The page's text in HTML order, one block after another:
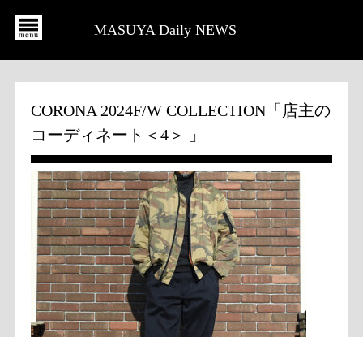
MASUYA Daily NEWS
CORONA 2024F/W COLLECTION「店主の
コーディネート＜4＞ 」